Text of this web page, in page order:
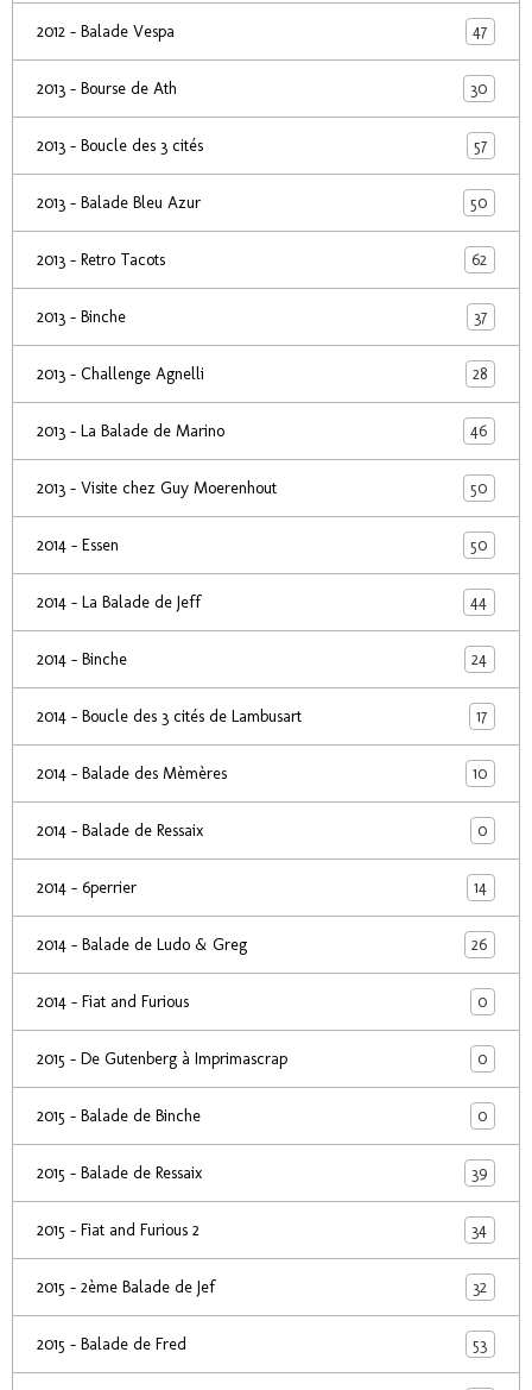
2012 - Balade Vespa 47
2013 - Bourse de Ath 30
2013 - Boucle des 3 cités 57
2013 - Balade Bleu Azur 50
2013 - Retro Tacots 62
2013 - Binche 37
2013 - Challenge Agnelli 28
2013 - La Balade de Marino 46
2013 - Visite chez Guy Moerenhout 50
2014 - Essen 50
2014 - La Balade de Jeff 44
2014 - Binche 24
2014 - Boucle des 3 cités de Lambusart 17
2014 - Balade des Mèmères 10
2014 - Balade de Ressaix 0
2014 - 6perrier 14
2014 - Balade de Ludo & Greg 26
2014 - Fiat and Furious 0
2015 - De Gutenberg à Imprimascrap 0
2015 - Balade de Binche 0
2015 - Balade de Ressaix 39
2015 - Fiat and Furious 2 34
2015 - 2ème Balade de Jef 32
2015 - Balade de Fred 53